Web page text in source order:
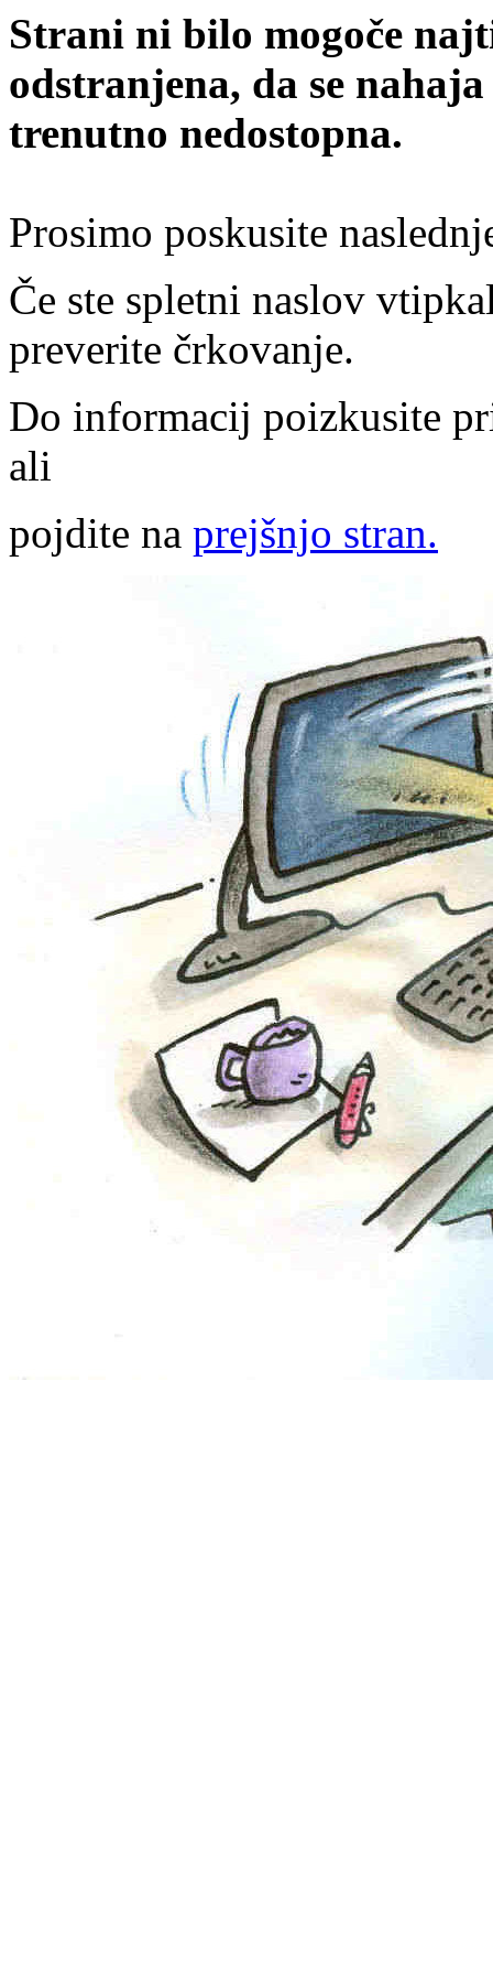
Strani ni bilo mogoče
odstranjena, da se
trenutno nedostopna.
Prosimo poskusite
Če ste spletni naslov
preverite črkovanje.
Do informacij poizkusite
ali
pojdite na prejšnjo stran.